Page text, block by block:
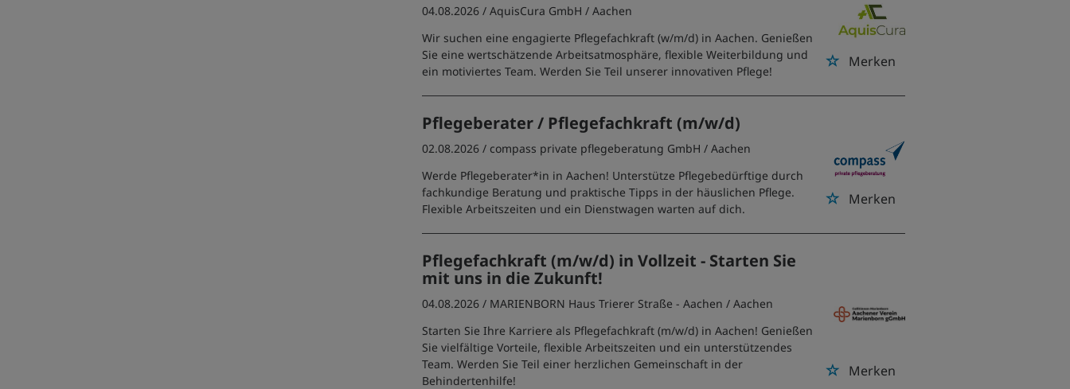
Merken
04.08.2026 /AquisCura GmbH / Aachen
Wir suchen eine engagierte Pflegefachkraft (w/m/d) in Aachen. Genießen
Sie eine wertschätzende Arbeitsatmosphäre, flexible Weiterbildung und
ein motiviertes Team. Werden Sie Teil unserer innovativen Pflege!
Pflegeberater / Pflegefachkraft (m/w/d)
Merken
02.08.2026 / compass private pflegeberatung GmbH / Aachen
Werde Pflegeberater*in in Aachen! Unterstütze Pflegebedürftige durch
fachkundige Beratung und praktische Tipps in der häuslichen Pflege.
Flexible Arbeitszeiten und ein Dienstwagen warten auf dich.
Pflegefachkraft (m/w/d) in Vollzeit - Starten Sie
mit uns in die Zukunft!
Merken
04.08.2026 / MARIENBORN Haus Trierer Straße - Aachen / Aachen
Starten Sie Ihre Karriere als Pflegefachkraft (m/w/d) in Aachen! Genießen
Sie vielfältige Vorteile, flexible Arbeitszeiten und ein unterstützendes
Team. Werden Sie Teil einer herzlichen Gemeinschaft in der
Behindertenhilfe!